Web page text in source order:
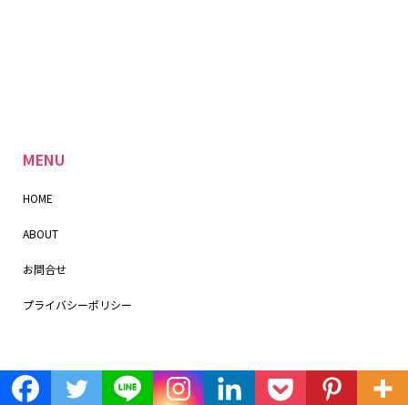
MENU
HOME
ABOUT
お問合せ
プライバシーポリシー
＼SNSフォローお願いします！／